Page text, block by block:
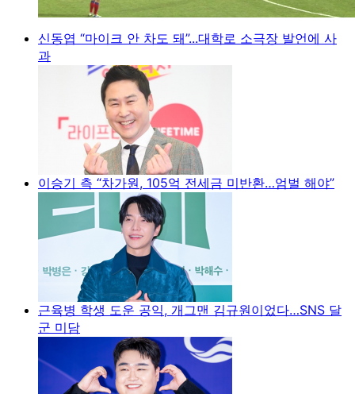
신동엽 “마이크 안 차도 돼”...대학로 소극장 발언에 사
과
이승기 측 “차가원, 105억 전세금 미반환…엄벌 해야”
근육병 학생 도운 공익, 개그맨 김규원이었다…SNS 달
군 미담